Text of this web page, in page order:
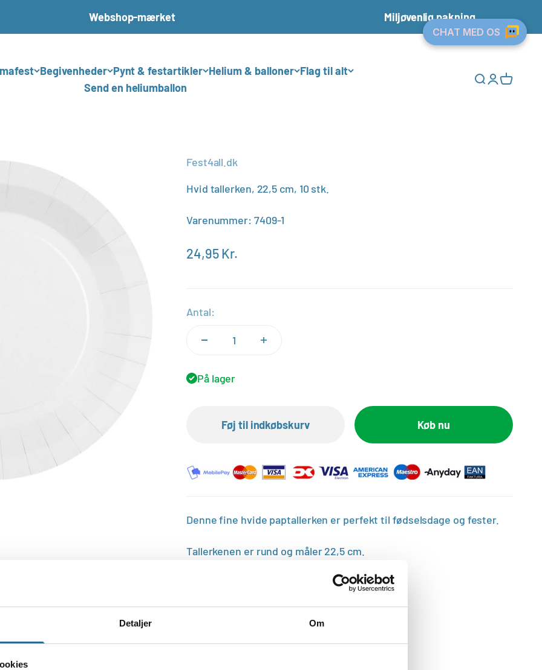
Detaljer Om
Webshop-mærket Miljøvenlig pakning
Begivenheder Pynt & festartikler Helium & balloner Flag til alt
Send en heliumballon
ÅbnÅbnÅbn
Fest4all.dk
Hvid tallerken, 22,5 cm, 10 stk.
Varenummer: 7409-1
Salgspris
24,95 Kr.
Antal:
På lager
Føj til indkøbskurv Køb nu
Denne fine hvide paptallerken er perfekt til fødselsdage og fester.
Tallerkenen er rund og måler 22,5 cm.
Tallerkenen fås også i en mindre størrelse.